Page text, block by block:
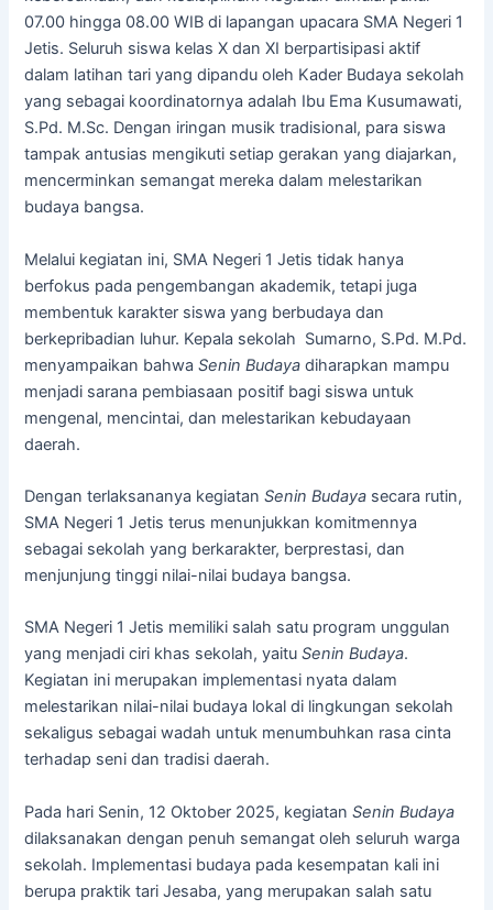
07.00 hingga 08.00 WIB di lapangan upacara SMA Negeri 1
Jetis. Seluruh siswa kelas X dan XI berpartisipasi aktif
dalam latihan tari yang dipandu oleh Kader Budaya sekolah
yang sebagai koordinatornya adalah Ibu Ema Kusumawati,
S.Pd. M.Sc. Dengan iringan musik tradisional, para siswa
tampak antusias mengikuti setiap gerakan yang diajarkan,
mencerminkan semangat mereka dalam melestarikan
budaya bangsa.
Melalui kegiatan ini, SMA Negeri 1 Jetis tidak hanya
berfokus pada pengembangan akademik, tetapi juga
membentuk karakter siswa yang berbudaya dan
berkepribadian luhur. Kepala sekolah Sumarno, S.Pd. M.Pd.
menyampaikan bahwaSenin Budaya diharapkan mampu
menjadi sarana pembiasaan positif bagi siswa untuk
mengenal, mencintai, dan melestarikan kebudayaan
daerah.
Dengan terlaksananya kegiatanSenin Budaya secara rutin,
SMA Negeri 1 Jetis terus menunjukkan komitmennya
sebagai sekolah yang berkarakter, berprestasi, dan
menjunjung tinggi nilai-nilai budaya bangsa.
SMA Negeri 1 Jetis memiliki salah satu program unggulan
yang menjadi ciri khas sekolah, yaituSenin Budaya.
Kegiatan ini merupakan implementasi nyata dalam
melestarikan nilai-nilai budaya lokal di lingkungan sekolah
sekaligus sebagai wadah untuk menumbuhkan rasa cinta
terhadap seni dan tradisi daerah.
Pada hari Senin, 12 Oktober 2025, kegiatanSenin Budaya
dilaksanakan dengan penuh semangat oleh seluruh warga
sekolah. Implementasi budaya pada kesempatan kali ini
berupa praktik tari Jesaba, yang merupakan salah satu